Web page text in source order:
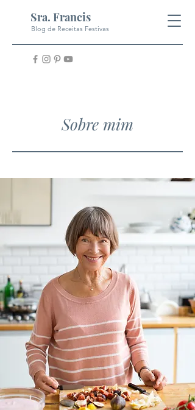
Sra. Francis
Blog de Receitas Festivas
Sobre mim